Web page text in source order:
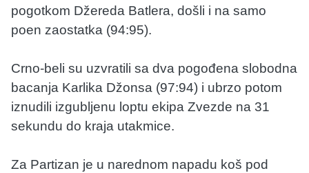
pogotkom Džereda Batlera, došli i na samo
poen zaostatka (94:95).
Crno-beli su uzvratili sa dva pogođena slobodna
bacanja Karlika Džonsa (97:94) i ubrzo potom
iznudili izgubljenu loptu ekipa Zvezde na 31
sekundu do kraja utakmice.
Za Partizan je u narednom napadu koš pod